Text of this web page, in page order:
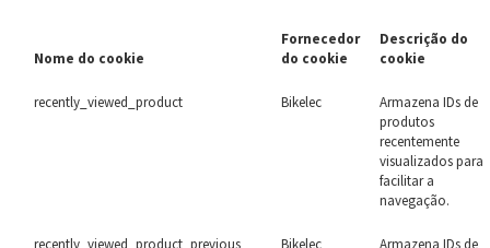
Nome do cookie
Fornecedor
do cookie
Descrição do
cookie
recently_viewed_product Bikelec
Armazena IDs de
produtos
recentemente
visualizados para
facilitar a
navegação.
recently_viewed_product_previous Bikelec
Armazena IDs de